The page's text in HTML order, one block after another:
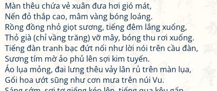
Màn thêu chứa vẻ xuân đưa hơi gió mát,
Nến đỏ thắp cao, mâm vàng bóng loáng.
Rồng đồng nhỏ giọt sương, tiếng đêm lắng xuống,
Thỏ già (chỉ vầng trăng) vỡ mây, bóng thu rơi xuống.
Tiếng đàn tranh bạc đứt nối như lời nói trên cầu đàn,
Sương tím mờ ảo phủ lên sợi kim tuyến.
Áo lụa mỏng, đai lưng thêu vảy lân rủ trên màn lụa,
Gối hoa ướt sũng như cơn mưa trên núi Vu.